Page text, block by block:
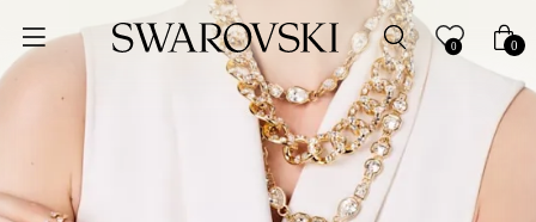
0 0
Ordenar por
Precio más bajo